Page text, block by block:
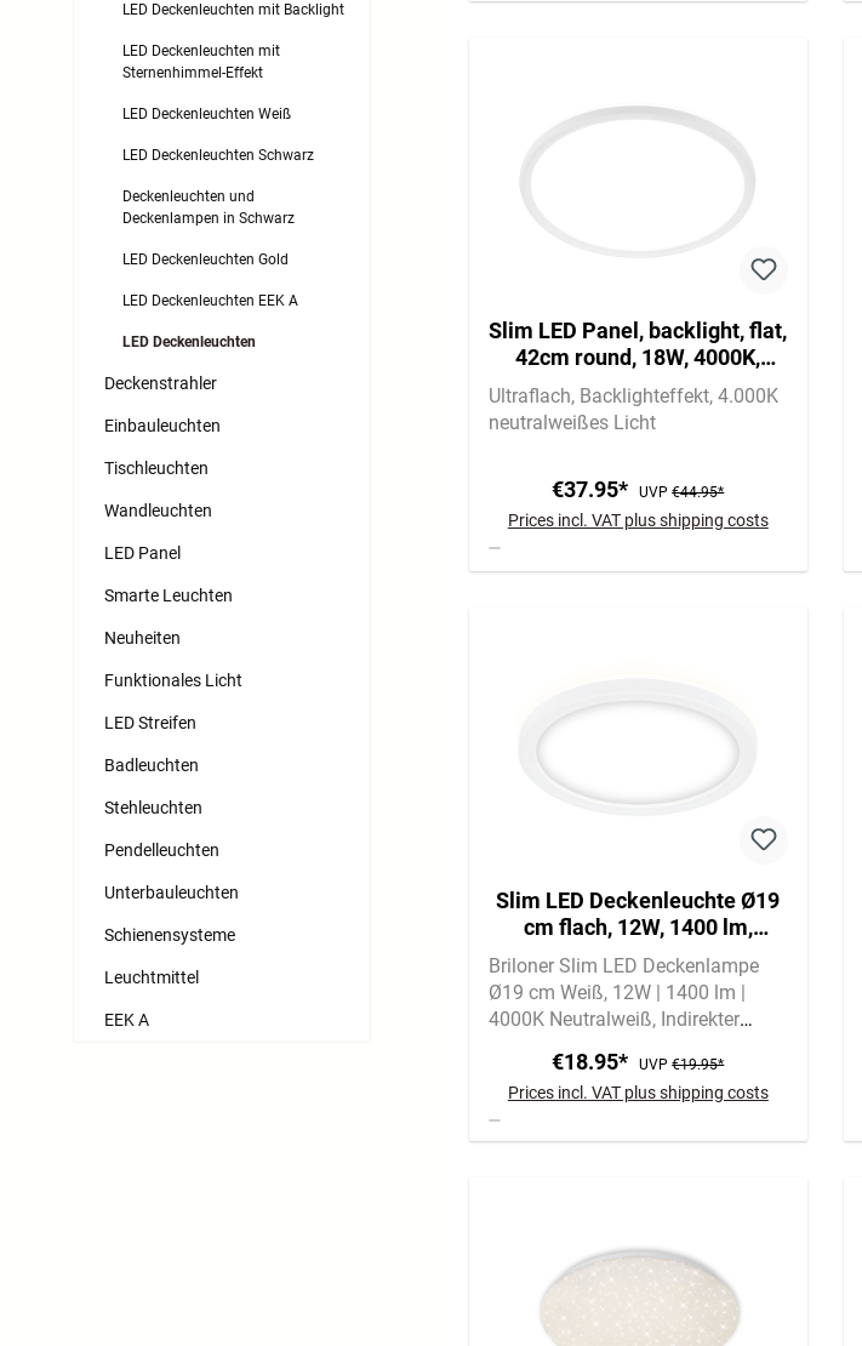
LED Deckenleuchten mit Backlight
LED Deckenleuchten mit
Sternenhimmel-Effekt
LED Deckenleuchten Weiß
LED Deckenleuchten Schwarz
Deckenleuchten und
Deckenlampen in Schwarz
LED Deckenleuchten Gold
LED Deckenleuchten EEK A
LED Deckenleuchten
Deckenstrahler
Einbauleuchten
Tischleuchten
Wandleuchten
LED Panel
Smarte Leuchten
Neuheiten
Funktionales Licht
LED Streifen
Badleuchten
Stehleuchten
Pendelleuchten
Unterbauleuchten
Schienensysteme
Leuchtmittel
EEK A
Slim LED Panel, backlight, flat,
42cm round, 18W, 4000K,
white
Ultraflach Backlighteffekt 4.000K
neutralweißes Licht
€37.95* UVP€44.95*
Prices incl. VAT plus shipping costs
Slim LED Deckenleuchte Ø19
cm flach, 12W, 1400 lm,
Neutralweiß, Backlight, Weiß
Briloner Slim LED Deckenlampe
Ø19 cm Weiß 12W | 1400 lm |
4000K Neutralweiß Indirekter
Raumlicht€18.95* UVP€19.95*
Prices incl. VAT plus shipping costs